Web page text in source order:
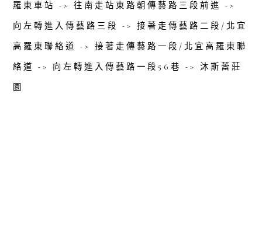
羅東車站 -> 往南走站東路朝傳藝路三段前進 ->
向左轉進入傳藝路三段 -> 接著走傳藝路二段/北宜
高羅東聯絡道 -> 接著走傳藝路一段/北宜高羅東聯
絡道 -> 向左轉進入傳藝路一段56巷 -> 沐斯蕾莊
園